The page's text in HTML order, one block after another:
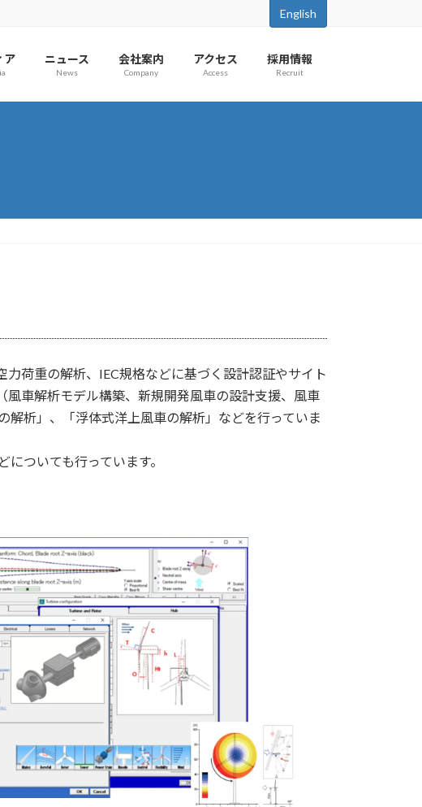
English
ア ニュース
News
会社案内
Company
アクセス
Access
採用情報
Recruit
荷重の解析、IEC規格などに基づく設計認証やサイト
車解析モデル構築、新規開発風車の設計支援、風車
析」、「浮体式洋上風車の解析」などを行っていま
ついても行っています。